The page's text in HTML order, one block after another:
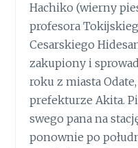
Hachiko (wierny
profesora
Cesarskiego
zakupiony i
roku z miasta
prefekturze Akita.
swego pana na
ponownie po